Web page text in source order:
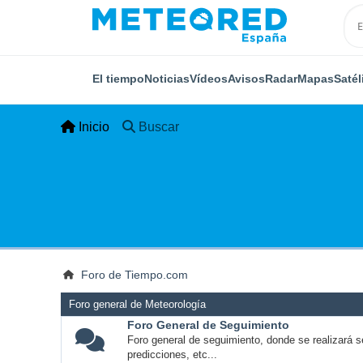
El tiempoNoticiasVídeosAvisosRadarMapas
Inicio Buscar
Foro de Tiempo.com
Foro general de Meteorología
Foro General de Seguimiento
Foro general de seguimiento, donde se realizará
predicciones, etc...